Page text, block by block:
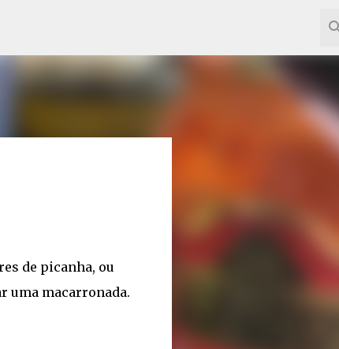
de picanha, ou
uma macarronada.